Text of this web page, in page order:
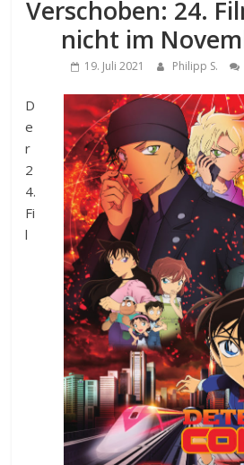
Verschoben: 24.
nicht im
19. Juli 2021 Philipp S.
D
e
r
2
4.
Fi
l